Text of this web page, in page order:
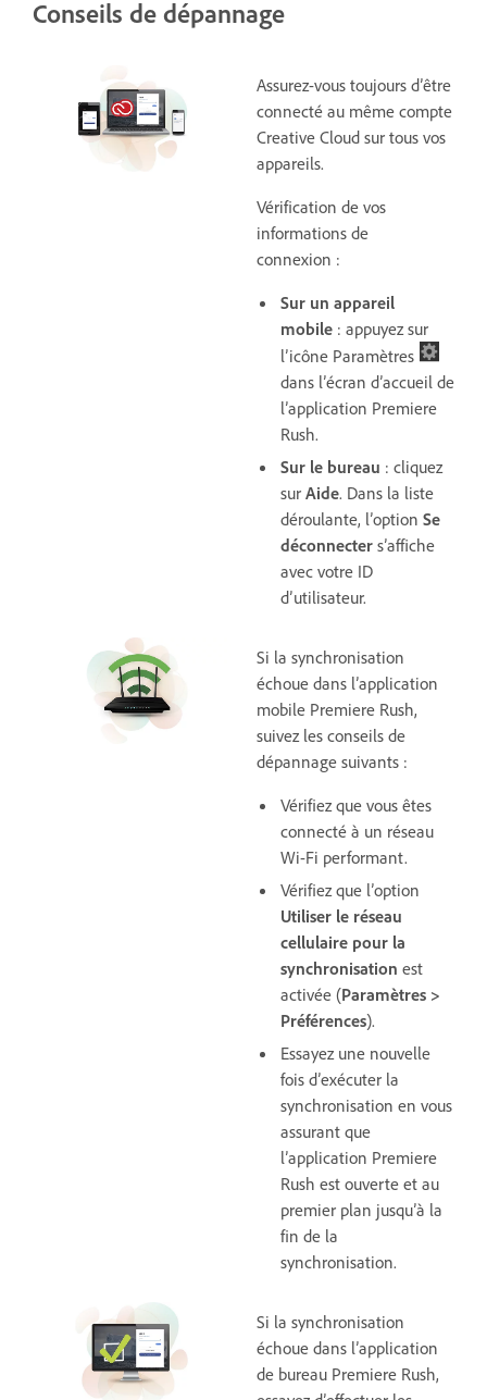
Conseils de dépannage
Assurez-vous toujours d’être
connecté au même compte
Creative Cloud sur tous vos
appareils.
Vérification de vos
informations de
connexion :
Sur un appareil
mobile : appuyez sur
l’icône Paramètres
dans l’écran d’accueil de
l’application Premiere
Rush.
Sur le bureau : cliquez
sur Aide. Dans la liste
déroulante, l’option Se
déconnecter s’affiche
avec votre ID
d’utilisateur.
Si la synchronisation
échoue dans l’application
mobile Premiere Rush,
suivez les conseils de
dépannage suivants :
Vérifiez que vous êtes
connecté à un réseau
Wi-Fi performant.
Vérifiez que l’option
Utiliser le réseau
cellulaire pour la
synchronisation est
activée (Paramètres >
Préférences).
Essayez une nouvelle
fois d’exécuter la
synchronisation en vous
assurant que
l’application Premiere
Rush est ouverte et au
premier plan jusqu’à la
fin de la
synchronisation.
Si la synchronisation
échoue dans l’application
de bureau Premiere Rush,